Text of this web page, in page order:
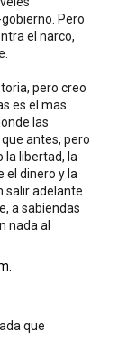
Pero
el narco,
pero creo
es el mas
las
antes, pero
la libertad, la
el dinero y la
salir adelante
a sabiendas
nada al
que